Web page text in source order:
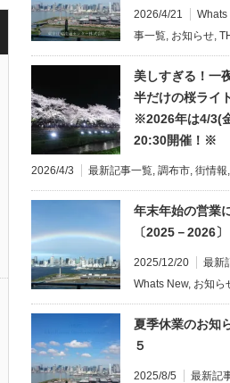
2026/4/21 Whats
事一覧, お知らせ,
美しすぎる！一
半だけの桜ライ
※2026年は4/3(
20:30開催！※
2026/4/3 最新記事一覧, 調布市, 街情報,
年末年始の営業
〔2025－2026〕
2025/12/20 最新
Whats New, お知ら
夏季休業のお知
５
2025/8/5 最新記